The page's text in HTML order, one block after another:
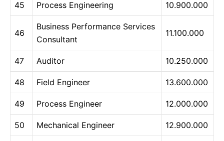
45 Process Engineering 10.900.000
46
Business Performance Services
Consultant
11.100.000
47 Auditor 10.250.000
48 Field Engineer 13.600.000
49 Process Engineer 12.000.000
50 Mechanical Engineer 12.900.000